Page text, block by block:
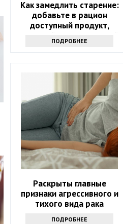
Как замедлить старение:
добавьте в рацион
доступный продукт,
который есть на каждой
кухне
ПОДРОБНЕЕ
Раскрыты главные
признаки агрессивного и
тихого вида рака
ПОДРОБНЕЕ